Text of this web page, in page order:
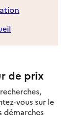
de prix
vous sur le
démarches